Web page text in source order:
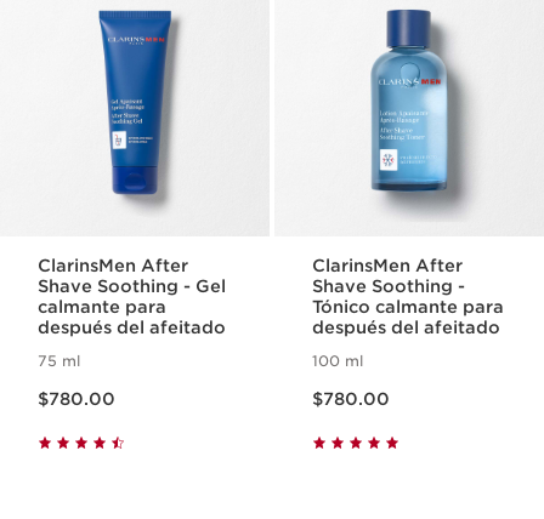
ClarinsMen After
Shave Soothing - Gel
calmante para
después del afeitado
75 ml
$780.00
ClarinsMen After
Shave Soothing -
Tónico calmante para
después del afeitado
100 ml
$780.00